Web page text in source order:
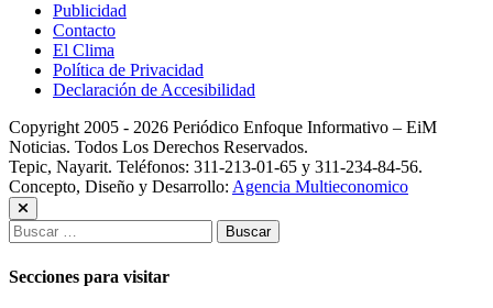
Publicidad
Contacto
El Clima
Política de Privacidad
Declaración de Accesibilidad
Copyright 2005 - 2026 Periódico Enfoque Informativo – EiM
Noticias. Todos Los Derechos Reservados.
Tepic, Nayarit. Teléfonos: 311-213-01-65 y 311-234-84-56.
Concepto, Diseño y Desarrollo: Agencia Multieconomico
Buscar:
Secciones para visitar